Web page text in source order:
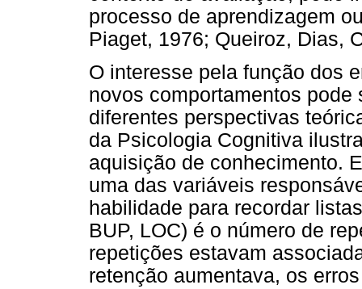
processo de aprendizagem
Piaget, 1976; Queiroz, Dias,
O interesse pela função dos
novos comportamentos
diferentes perspectivas
da Psicologia Cognitiva
aquisição de conhecimento.
uma das variáveis
habilidade para recordar
BUP, LOC) é o número de
repetições estavam
retenção aumentava, os